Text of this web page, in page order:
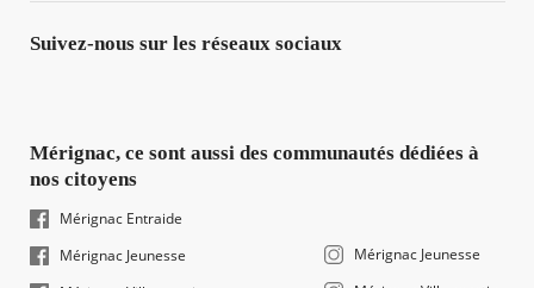
Suivez-nous sur les réseaux sociaux
Mérignac, ce sont aussi des communautés dédiées à
nos citoyens
Mérignac Entraide
Mérignac Jeunesse
Mérignac Jeunesse